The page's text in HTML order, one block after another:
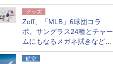
分、えきねっと限定
グッズ
Zoff、「MLB」6球団コラ
ボ。サングラス24種とチャー
ムにもなるメガネ拭きなど雑
貨24種
航空